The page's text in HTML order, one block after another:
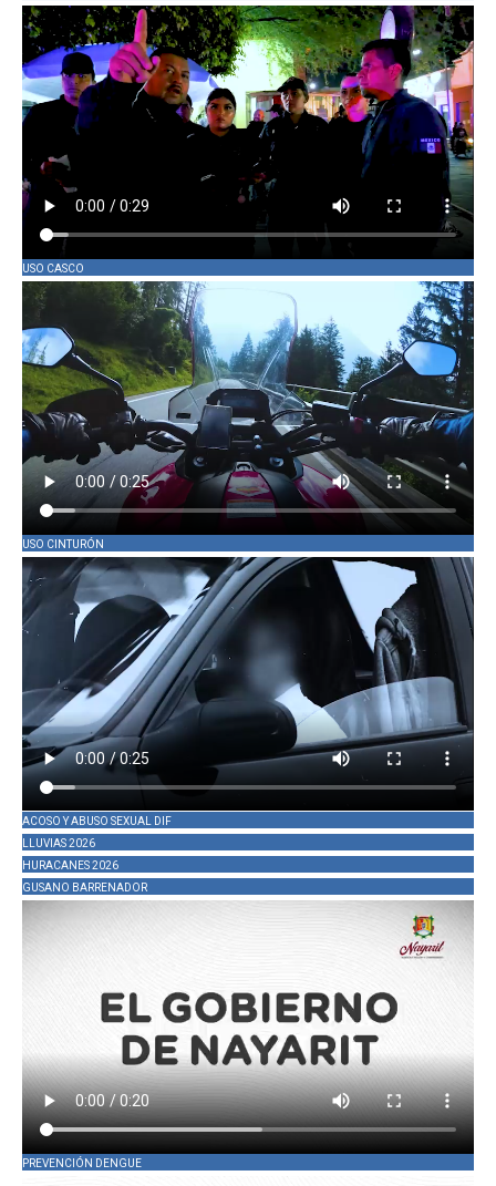
USO CASCO
USO CINTURÓN
ACOSO Y ABUSO SEXUAL DIF
LLUVIAS 2026
HURACANES 2026
GUSANO BARRENADOR
PREVENCIÓN DENGUE